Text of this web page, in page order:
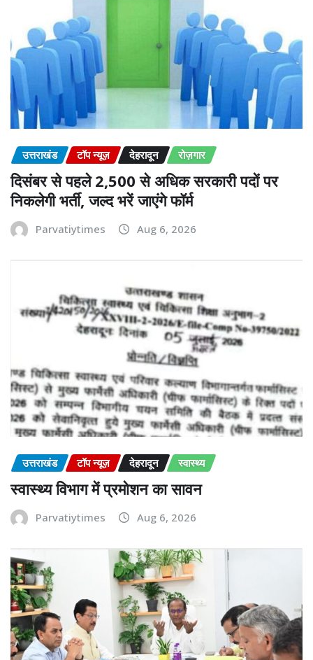
उत्तराखंड टॉप न्यूज़ देहरादून रोज़गार
दिसंबर से पहले 2,500 से अधिक सरकारी पदों पर
निकलेगी भर्ती, जल्द भरें जाएंगे फॉर्म
Parvatiytimes Aug 6, 2026
उत्तराखंड टॉप न्यूज़ देहरादून स्वास्थ्य
स्वास्थ्य विभाग में प्रमोशन का सावन
Parvatiytimes Aug 6, 2026